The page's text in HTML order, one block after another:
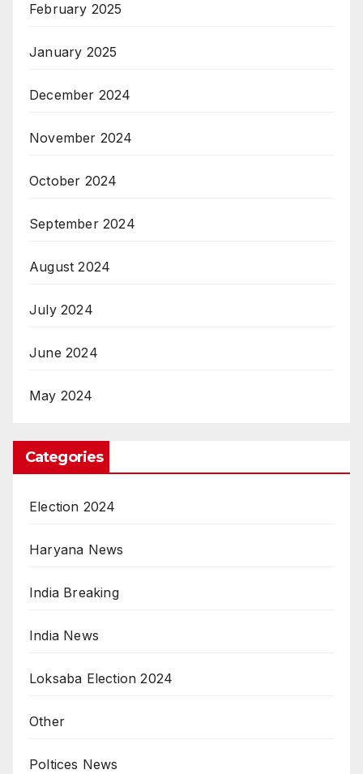
February 2025
January 2025
December 2024
November 2024
October 2024
September 2024
August 2024
July 2024
June 2024
May 2024
Categories
Election 2024
Haryana News
India Breaking
India News
Loksaba Election 2024
Other
Poltices News